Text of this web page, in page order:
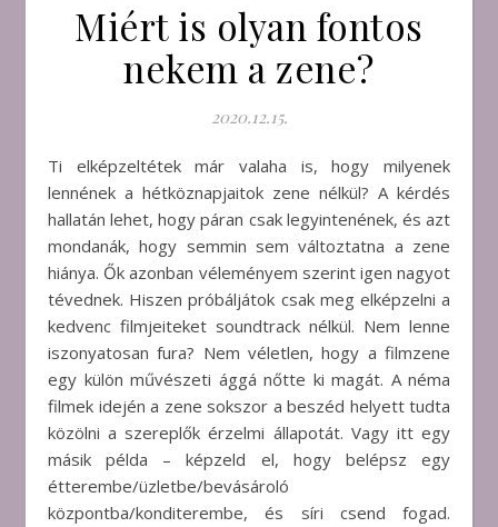
Miért is olyan fontos
nekem a zene?
2020.12.15.
Ti elképzeltétek már valaha is, hogy milyenek
lennének a hétköznapjaitok zene nélkül? A kérdés
hallatán lehet, hogy páran csak legyintenének, és azt
mondanák, hogy semmin sem változtatna a zene
hiánya. Ők azonban véleményem szerint igen nagyot
tévednek. Hiszen próbáljátok csak meg elképzelni a
kedvenc filmjeiteket soundtrack nélkül. Nem lenne
iszonyatosan fura? Nem véletlen, hogy a filmzene
egy külön művészeti ággá nőtte ki magát. A néma
filmek idején a zene sokszor a beszéd helyett tudta
közölni a szereplők érzelmi állapotát. Vagy itt egy
másik példa – képzeld el, hogy belépsz egy
étterembe/üzletbe/bevásároló
központba/konditerembe, és síri csend fogad.